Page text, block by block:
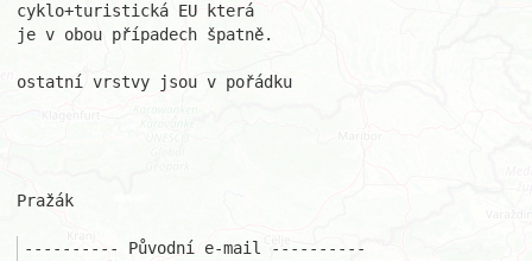
cyklo+turistická EU která
je v obou případech špatně.
ostatní vrstvy jsou v pořádku
Pražák
---------- Původní e-mail ----------